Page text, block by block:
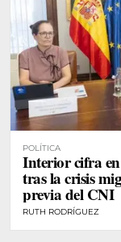
POLÍTICA
Interior cifra
tras la crisis
previa del CNI
RUTH RODRÍGUEZ